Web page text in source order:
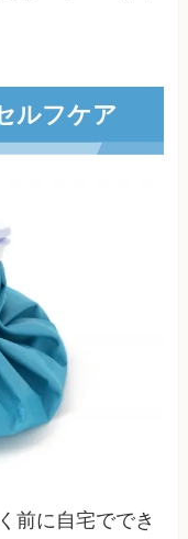
ルフケア
前に自宅ででき